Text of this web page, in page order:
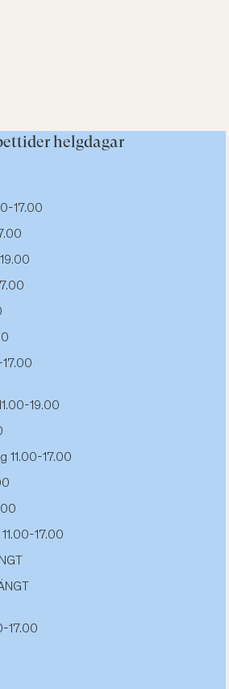
helgdagar
17.00
19.00
11.00-17.00
17.00
17.00